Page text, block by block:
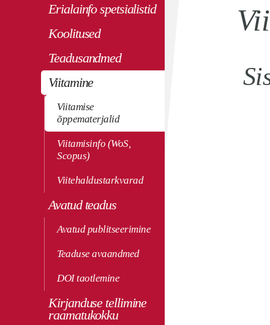
Erialainfo spetsialistid
Koolitused
Teadusandmed
Viitamine
Viitamise
õppematerjalid
Viitamisinfo (WoS,
Scopus)
Viitehaldustarkvarad
Avatud teadus
Avatud publitseerimine
Teaduse avaandmed
DOI taotlemine
Kirjanduse tellimine
raamatukokku